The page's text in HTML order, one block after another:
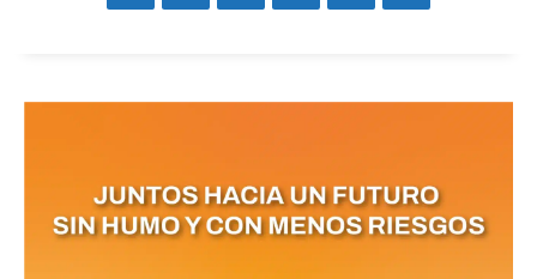
últimas noticias
Suscríbete a nuestro boletín diario y